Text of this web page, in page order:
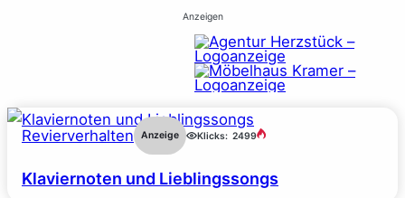
Anzeigen
Revierverhalten Anzeige Klicks: 2499
Klaviernoten und Lieblingssongs